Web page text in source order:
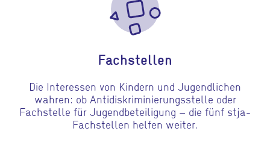
Fachstellen
Die Interessen von Kindern und Jugendlichen
wahren: ob Antidiskriminierungsstelle oder
Fachstelle für Jugendbeteiligung – die fünf stja-
Fachstellen helfen weiter.